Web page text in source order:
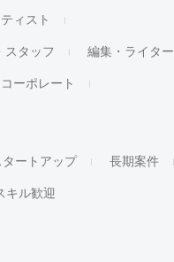
ィスト
スタッフ 編集・ライター
ーポレート
タートアップ 長期案件
キル歓迎